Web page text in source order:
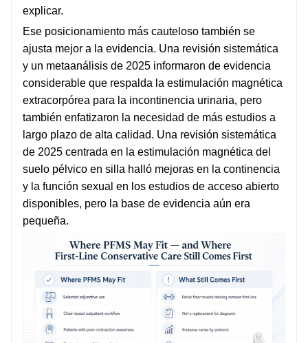
explicar.
Ese posicionamiento más cauteloso también se
ajusta mejor a la evidencia. Una revisión sistemática
y un metaanálisis de 2025 informaron de evidencia
considerable que respalda la estimulación magnética
extracorpórea para la incontinencia urinaria, pero
también enfatizaron la necesidad de más estudios a
largo plazo de alta calidad. Una revisión sistemática
de 2025 centrada en la estimulación magnética del
suelo pélvico en silla halló mejoras en la continencia
y la función sexual en los estudios de acceso abierto
disponibles, pero la base de evidencia aún era
pequeña.